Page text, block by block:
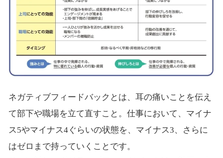
ネガティブフィードバックとは、耳の痛いことを伝え
て部下や職場を立て直すこと。仕事において、マイナ
ス5やマイナス4ぐらいの状態を、マイナス3、さらに
はゼロまで持っていくことです。